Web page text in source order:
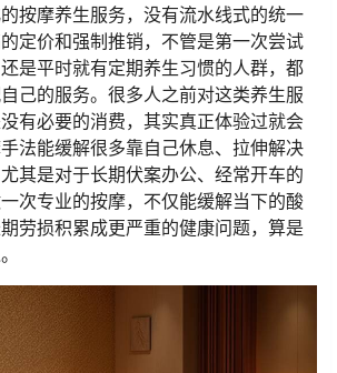
按摩养生服务，没有流水线式的统一
定价和强制推销，不管是第一次尝试
是平时就有定期养生习惯的人群，都
己的服务。很多人之前对这类养生服
有必要的消费，其实真正体验过就会
法能缓解很多靠自己休息、拉伸解决
其是对于长期伏案办公、经常开车的
次专业的按摩，不仅能缓解当下的酸
劳损积累成更严重的健康问题，算是